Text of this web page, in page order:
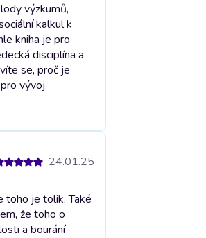
výzkumů,
kalkul k
kniha je pro
disciplína a
se, proč je
vývoj
24.01.25
toho je tolik. Také
že toho o
a bourání